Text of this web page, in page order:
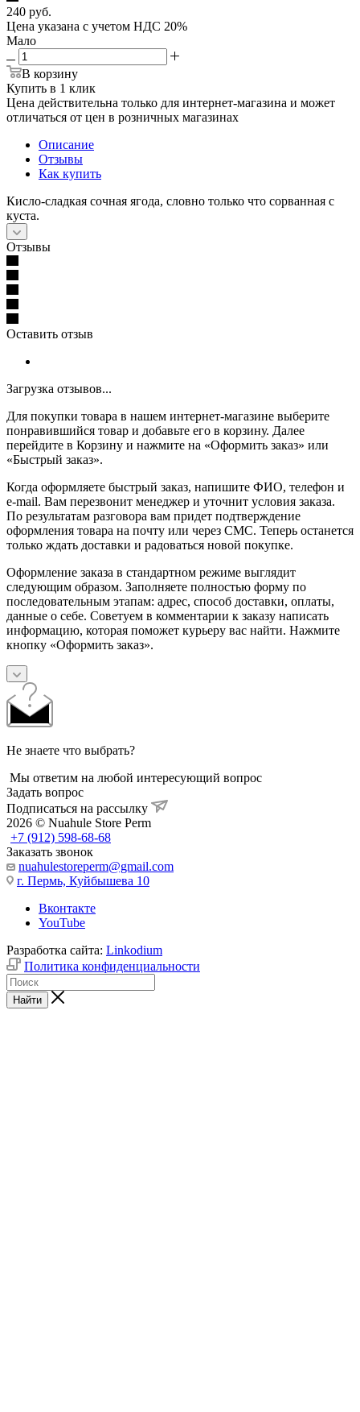
240 руб.
Цена указана с учетом НДС 20%
Мало
В корзину
Купить в 1 клик
Цена действительна только для интернет-магазина и может
отличаться от цен в розничных магазинах
Описание
Отзывы
Как купить
Кисло-сладкая сочная ягода, словно только что сорванная с
куста.
Отзывы
Оставить отзыв
Загрузка отзывов...
Для покупки товара в нашем интернет-магазине выберите
понравившийся товар и добавьте его в корзину. Далее
перейдите в Корзину и нажмите на «Оформить заказ» или
«Быстрый заказ».
Когда оформляете быстрый заказ, напишите ФИО, телефон и
e-mail. Вам перезвонит менеджер и уточнит условия заказа.
По результатам разговора вам придет подтверждение
оформления товара на почту или через СМС. Теперь останется
только ждать доставки и радоваться новой покупке.
Оформление заказа в стандартном режиме выглядит
следующим образом. Заполняете полностью форму по
последовательным этапам: адрес, способ доставки, оплаты,
данные о себе. Советуем в комментарии к заказу написать
информацию, которая поможет курьеру вас найти. Нажмите
кнопку «Оформить заказ».
Не знаете что выбрать?
Мы ответим на любой интересующий вопрос
Задать вопрос
Подписаться на рассылку
2026 © Nuahule Store Perm
+7 (912) 598-68-68
Заказать звонок
nuahulestoreperm@gmail.com
г. Пермь, Куйбышева 10
Вконтакте
YouTube
Разработка сайта: Linkodium
Политика конфиденциальности
Найти